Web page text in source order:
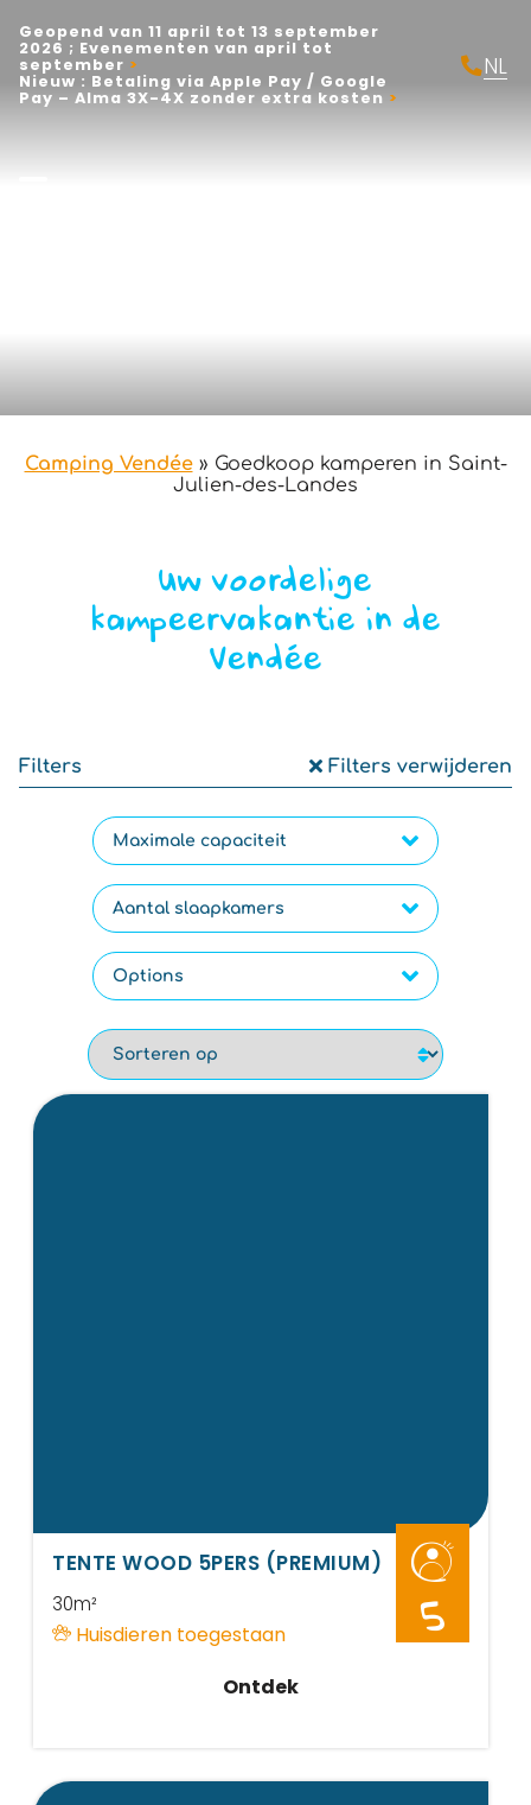
Geopend van 11 april tot 13 september
2026 ; Evenementen van april tot
september
Nieuw : Betaling via Apple Pay / Google
Pay – Alma 3X-4X zonder extra kosten
NL
Camping Vendée» Goedkoop kamperen in Saint-
Julien-des-Landes
Uw voordelige
kampeervakantie in de
Vendée
Filters Filters verwijderen
Maximale capaciteit
Aantal slaapkamers
Options
TENTE WOOD 5PERS (PREMIUM)
30m²
Huisdieren toegestaan 5
Ontdek